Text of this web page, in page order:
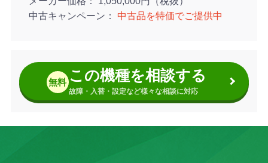
中古キャンペーン
中古品を特価でご提供中
無料 この機種を相談する
故障・入替・設定など様々な相談に対応